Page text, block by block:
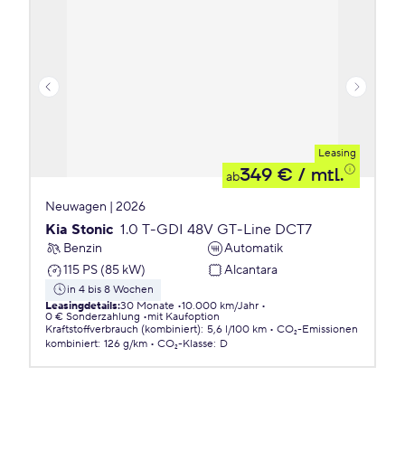
Leasing
ab349 € / mtl.
Neuwagen | 2026
Kia Stonic 1.0 T-GDI 48V GT-Line DCT7
Benzin
Automatik
115 PS (85 kW)
Alcantara
in 4 bis 8 Wochen
Leasingdetails:30 Monate 10.000 km/Jahr
0 € Sonderzahlung
mit Kaufoption
Kraftstoffverbrauch (kombiniert): 5,6 l/100 km
CO₂-Emissionen
kombiniert: 126 g/km CO₂-Klasse: D